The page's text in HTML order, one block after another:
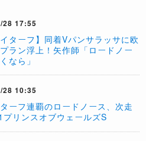
28 17:55
イターフ】同着Vパンサラッサに欧
ラン浮上！矢作師「ロードノー
なら」
28 10:35
ーフ連覇のロードノース、次走
プリンスオブウェールズS